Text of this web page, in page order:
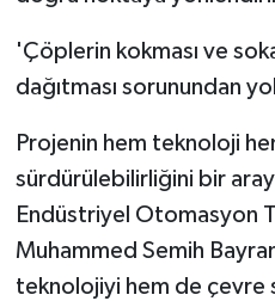
'Çöplerin kokması ve
dağıtması sorunundan
Projenin hem teknoloji
sürdürülebilirliğini bir
Endüstriyel Otomasyon
Muhammed Semih
teknolojiyi hem de çevre